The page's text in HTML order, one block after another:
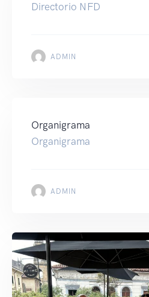
Directorio NFD
ADMIN
Organigrama
Organigrama
ADMIN